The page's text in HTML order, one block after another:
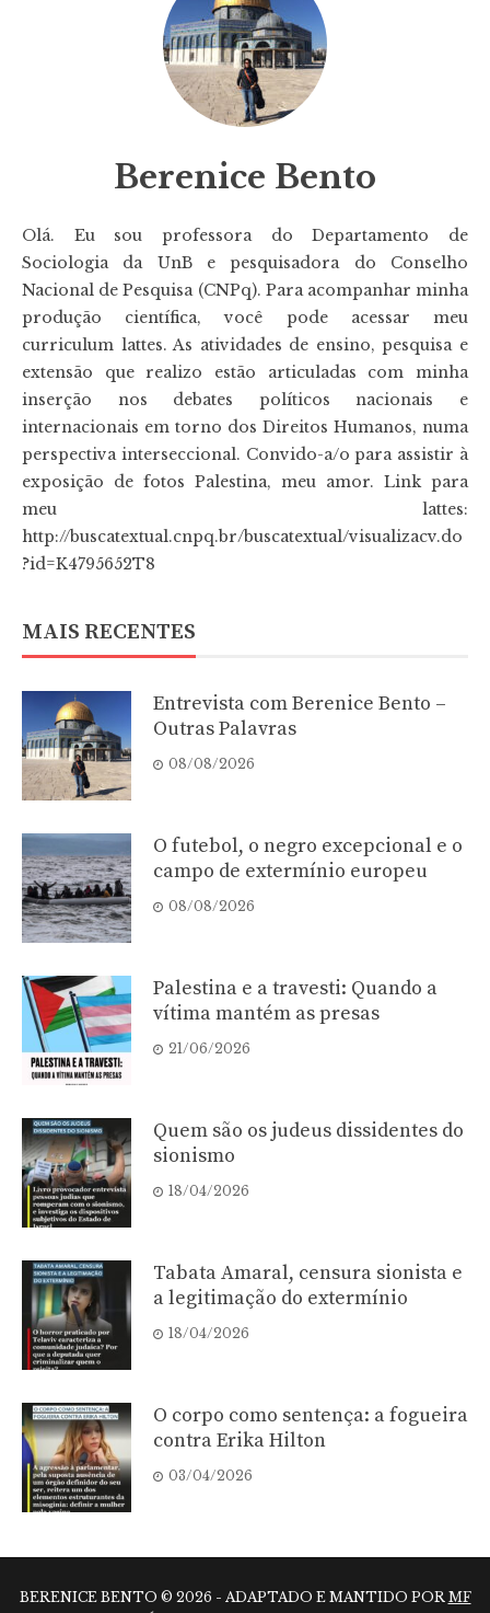
Berenice Bento
Olá. Eu sou professora do Departamento de
Sociologia da UnB e pesquisadora do Conselho
Nacional de Pesquisa (CNPq). Para acompanhar minha
produção científica, você pode acessar meu
curriculum lattes. As atividades de ensino, pesquisa e
extensão que realizo estão articuladas com minha
inserção nos debates políticos nacionais e
internacionais em torno dos Direitos Humanos, numa
perspectiva interseccional. Convido-a/o para assistir à
exposição de fotos Palestina, meu amor. Link para
meu lattes:
http://buscatextual.cnpq.br/buscatextual/visualizacv.do
?id=K4795652T8
MAIS RECENTES
Entrevista com Berenice Bento –
Outras Palavras
08/08/2026
O futebol, o negro excepcional e o
campo de extermínio europeu
08/08/2026
Palestina e a travesti: Quando a
vítima mantém as presas
21/06/2026
Quem são os judeus dissidentes do
sionismo
18/04/2026
Tabata Amaral, censura sionista e
a legitimação do extermínio
18/04/2026
O corpo como sentença: a fogueira
contra Erika Hilton
03/04/2026
BERENICE BENTO © 2026 - ADAPTADO E MANTIDO POR MF